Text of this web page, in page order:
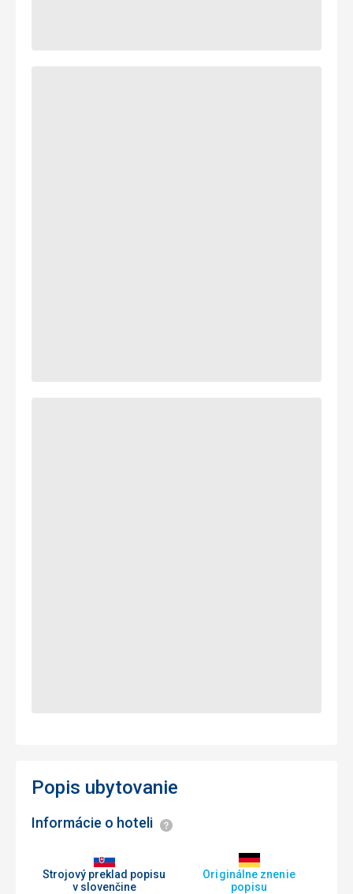
Strojový preklad popisu
v slovenčine
Originálne znenie
popisu
Popis ubytovanie
Informácie o hoteli Informácie